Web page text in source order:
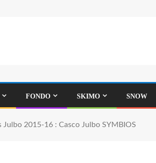
FONDO SKIMO SNOW
Julbo 2015-16 : Casco Julbo SYMBIOS